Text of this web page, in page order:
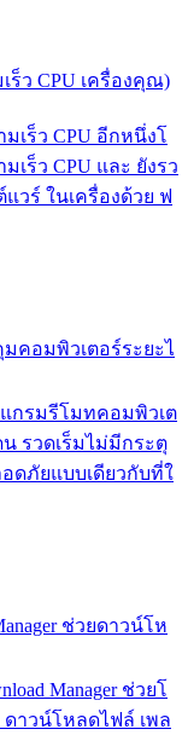
ร็ว CPU เครื่องคุณ)
เร็ว CPU อีกหนึ่งโ
ร็ว CPU และ ยังรว
วร์ ในเครื่องด้วย ฟ
มคอมพิวเตอร์ระยะไ
กรมรีโมทคอมพิวเต
รวดเร็มไม่มีกระตุ
ดภัยแบบเดียวกับที่ใ
ช่วยดาวน์โห
Manager ช่วยโ
ดาวน์โหลดไฟล์ เพล